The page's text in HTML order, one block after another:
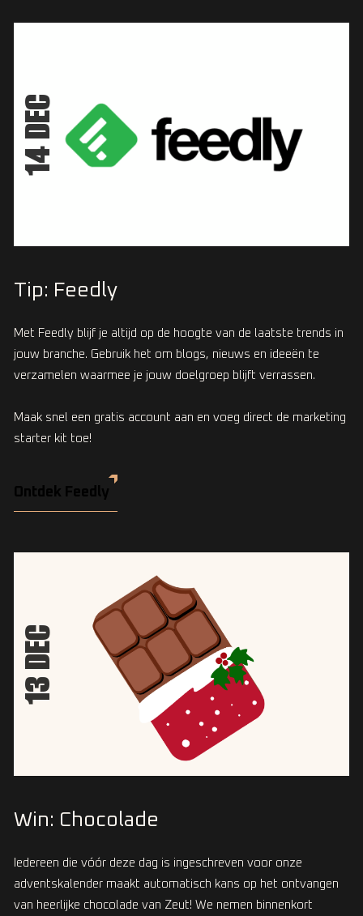
Tip: Feedly
Met Feedly blijf je altijd op de hoogte van de laatste trends in
jouw branche. Gebruik het om blogs, nieuws en ideeën te
verzamelen waarmee je jouw doelgroep blijft verrassen.
Maak snel een gratis account aan en voeg direct de marketing
starter kit toe!
Ontdek Feedly
14 DEC
Win: Chocolade
Iedereen die vóór deze dag is ingeschreven voor onze
adventskalender maakt automatisch kans op het ontvangen
van heerlijke chocolade van Zeut! We nemen binnenkort
13 DEC